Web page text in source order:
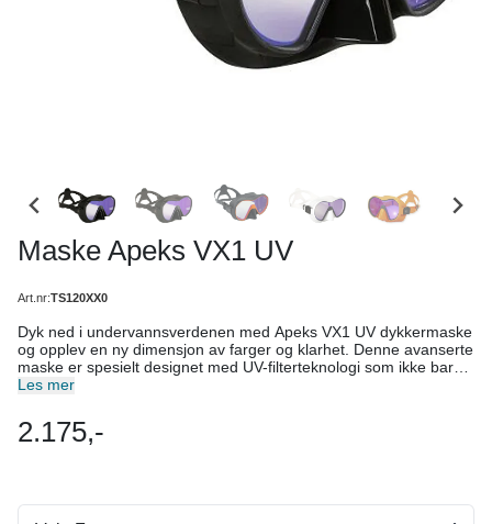
Maske Apeks VX1 UV
Art.nr:TS120XX0
Dyk ned i undervannsverdenen med Apeks VX1 UV dykkermaske
og opplev en ny dimensjon av farger og klarhet. Denne avanserte
maske er spesielt designet med UV-filterteknologi som ikke bare
beskytter øynene dine mot skadelige UV-stråler, men også
enda mer levende og naturlig opplevelse av undervannsmiljøet.
VX1 UV masken kombinerer Apeks' velkjente kvalitet og ytelse
og gir en behagelig opplevelse selv under lange dykk. De doble
Les mer
2.175,-